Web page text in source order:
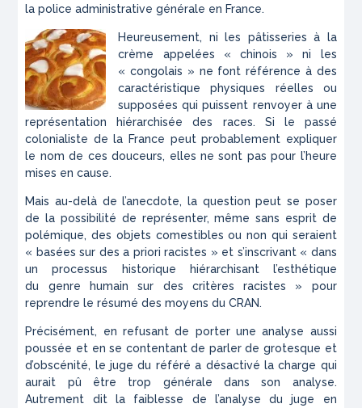
la police administrative générale en France.
Heureusement, ni les pâtisseries à la
crème appelées « chinois » ni les
« congolais » ne font référence à des
caractéristique physiques réelles ou
supposées qui puissent renvoyer à une
représentation hiérarchisée des races. Si le passé
colonialiste de la France peut probablement expliquer
le nom de ces douceurs, elles ne sont pas pour l’heure
mises en cause.
Mais au-delà de l’anecdote, la question peut se poser
de la possibilité de représenter, même sans esprit de
polémique, des objets comestibles ou non qui seraient
« basées sur des a priori racistes » et s’inscrivant « dans
un processus historique hiérarchisant l’esthétique
du genre humain sur des critères racistes » pour
reprendre le résumé des moyens du CRAN.
Précisément, en refusant de porter une analyse aussi
poussée et en se contentant de parler de grotesque et
d’obscénité, le juge du référé a désactivé la charge qui
aurait pû être trop générale dans son analyse.
Autrement dit la faiblesse de l’analyse du juge en